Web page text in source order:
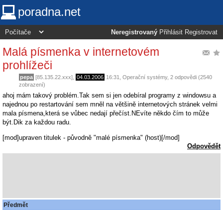
poradna.net
Neregistrovaný Přihlásit Registrovat
Malá písmenka v internetovém
prohlížeči
pepa [85.135.22.xxx], 04.03.2006 16:31 Operační systémy, 2 odpovědi (2540
zobrazení)
ahoj mám takový problém.Tak sem si jen odebíral programy z windowsu a
najednou po restartování sem mněl na většině internetových stránek velmi
mala písmena,která se vůbec nedají přečíst.NEvíte někdo čím to může
být.Dik za každou radu.
[mod]upraven titulek - původně "malé písmenka" (host)[/mod]
Odpovědět
Předmět